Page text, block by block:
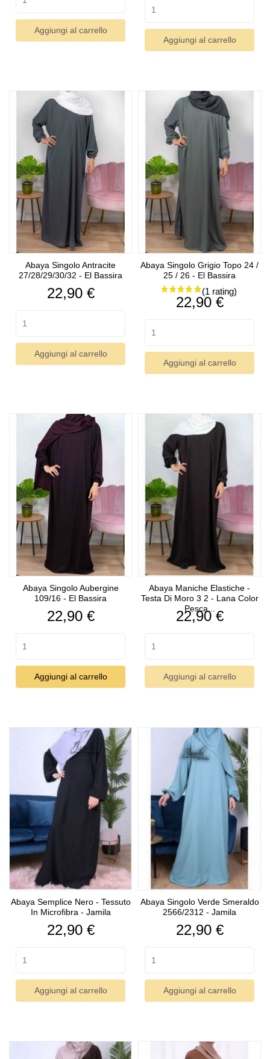
Aggiungi al carrello
Aggiungi al carrello
Abaya Singolo Antracite
27/28/29/30/32 - El Bassira
Prezzo
22,90 €
Aggiungi al carrello
Abaya Singolo Grigio Topo 24 /
25 / 26 - El Bassira
Prezzo
22,90 €
Aggiungi al carrello
Abaya Singolo Aubergine
109/16 - El Bassira
Prezzo
22,90 €
Aggiungi al carrello
Abaya Maniche Elastiche -
Testa Di Moro 3 2 - Lana Color
Pesca...
Prezzo
22,90 €
Aggiungi al carrello
Abaya Semplice Nero - Tessuto
In Microfibra - Jamila
Prezzo
22,90 €
Aggiungi al carrello
Abaya Singolo Verde Smeraldo
2566/2312 - Jamila
Prezzo
22,90 €
Aggiungi al carrello